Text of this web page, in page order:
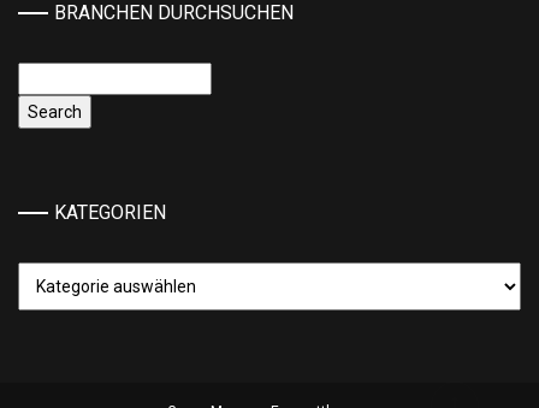
BRANCHEN DURCHSUCHEN
KATEGORIEN